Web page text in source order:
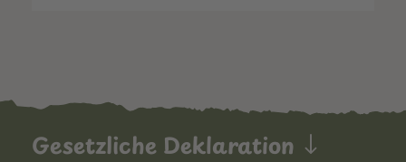
Gesetzliche Deklaration